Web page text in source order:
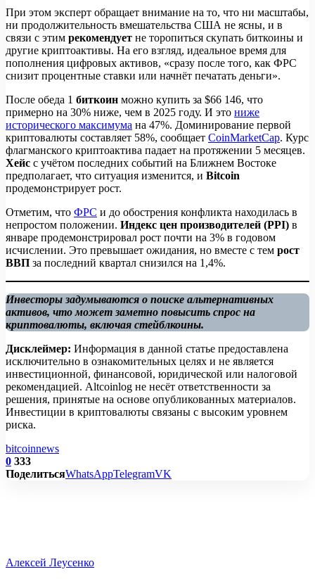
При этом эксперт обращает внимание на то, что ни масштабы,
ни продолжительность вмешательства США не ясны, и в
связи с этим рекомендует не торопиться скупать биткоины и
другие криптоактивы. На его взгляд, идеальное время для
пополнения цифровых активов, «сразу после того, как ФРС
снизит процентные ставки или начнёт печатать деньги».
После обеда 1 биткоин можно купить за $66 146, что
примерно на 30% ниже, чем в 2025 году. И это ниже
исторического максимума на 47%. Доминирование первой
криптовалюты составляет 58%, сообщает CoinMarketCap. Курс
флагманского криптоактива падает на протяжении 5 месяцев.
Хейс с учётом последних событий на Ближнем Востоке
предполагает, что ситуация изменится, и Bitcoin
продемонстрирует рост.
Отметим, что ФРС и до обострения конфликта находилась в
непростом положении. Индекс цен производителей (PPI) в
январе продемонстрировал рост почти на 3% в годовом
исчислении. Это превышает ожидания, но вместе с тем рост
ВВП за последний квартал снизился на 1,4%.
Инвесторы задумываются о поиске альтернативных
активов, что может заметно повысить спрос на
криптовалюты, включая стейблкоины.
Дисклеймер: Информация в данной статье предоставлена
исключительно в ознакомительных целях и не является
инвестиционной, финансовой, юридической или налоговой
рекомендацией. Altcoinlog не несёт ответственности за
решения, принятые на основе опубликованных материалов.
Инвестиции в криптовалюты связаны с высоким уровнем
риска.
bitcoinnews
0 333
ПоделитьсяWhatsAppTelegramVK
Алексей Леусенко